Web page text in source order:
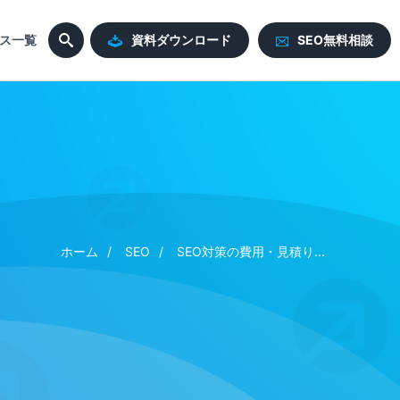
一覧 資料ダウンロード SEO無料相談
ホーム SEO SEO対策の費用・見積り...